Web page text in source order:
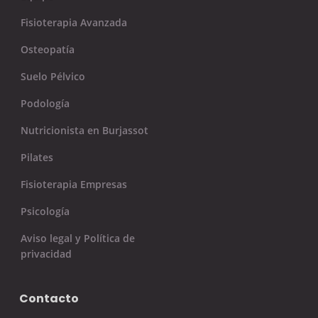
Fisioterapia Avanzada
Osteopatía
Suelo Pélvico
Podología
Nutricionista en Burjassot
Pilates
Fisioterapia Empresas
Psicología
Aviso legal y Política de
privacidad
Contacto